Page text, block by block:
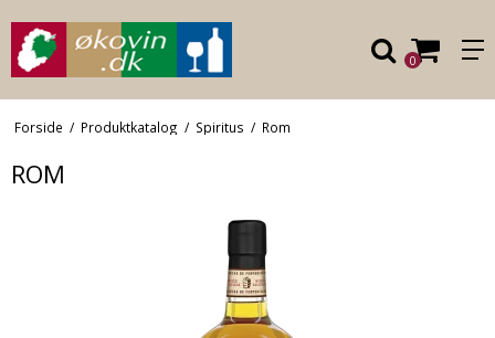
0
Forside / Produktkatalog / Spiritus / Rom
ROM